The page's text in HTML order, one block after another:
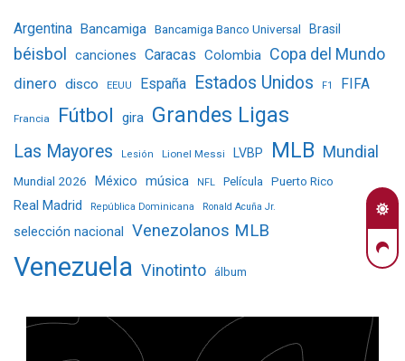
Argentina Bancamiga Bancamiga Banco Universal Brasil
béisbol canciones Caracas Colombia Copa del Mundo
dinero disco EEUU España Estados Unidos F1 FIFA
Francia Fútbol gira Grandes Ligas
Las Mayores Lesión Lionel Messi LVBP MLB Mundial
Mundial 2026 México música NFL Película Puerto Rico
Real Madrid República Dominicana Ronald Acuña Jr.
selección nacional Venezolanos MLB
Venezuela Vinotinto álbum